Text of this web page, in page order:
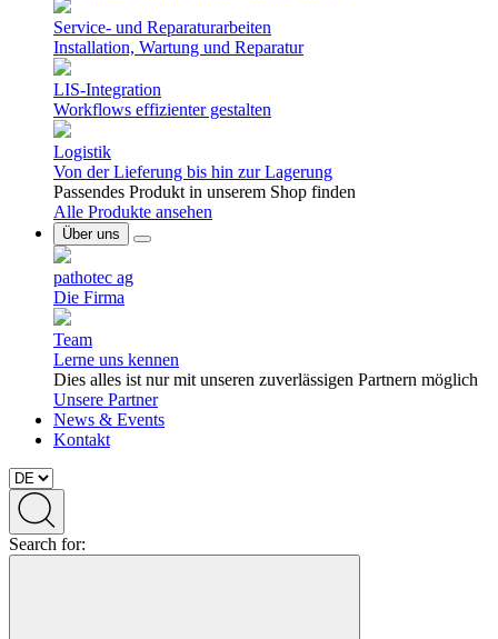
Service- und Reparaturarbeiten
Installation, Wartung und Reparatur
LIS-Integration
Workflows effizienter gestalten
Logistik
Von der Lieferung bis hin zur Lagerung
Passendes Produkt in unserem Shop finden
Alle Produkte ansehen
Über uns
pathotec ag
Die Firma
Team
Lerne uns kennen
Dies alles ist nur mit unseren zuverlässigen Partnern möglich
Unsere Partner
News & Events
Kontakt
Search for: